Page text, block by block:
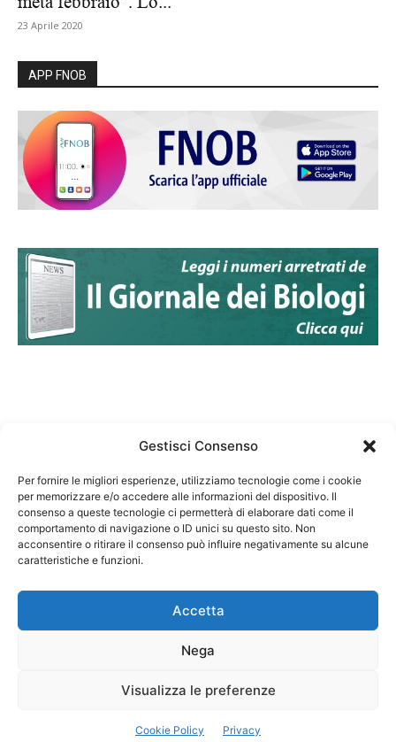
Gestisci Consenso
Per fornire le migliori esperienze, utilizziamo tecnologie come i cookie
per memorizzare e/o accedere alle informazioni del dispositivo. Il
consenso a queste tecnologie ci permetterà di elaborare dati come il
comportamento di navigazione o ID unici su questo sito. Non
acconsentire o ritirare il consenso può influire negativamente su alcune
caratteristiche e funzioni.
Accetta
Nega
Visualizza le preferenze
Cookie Policy Privacy
23 Aprile 2020
APP FNOB
Federazione Nazionale Degli Ordini dei Biologi:
codice fiscale 80069130583
Responsabile sito internet www.fnob.it: Vincenzo
Privacy Policy Cookie Policy
Rights Reserved.